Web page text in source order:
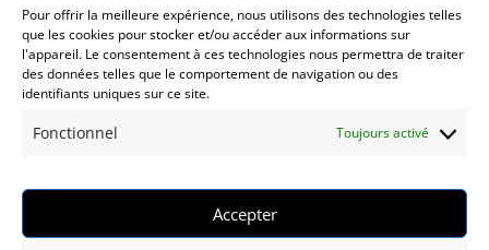
Pour offrir la meilleure expérience, nous utilisons des technologies telles
que les cookies pour stocker et/ou accéder aux informations sur
l'appareil. Le consentement à ces technologies nous permettra de traiter
des données telles que le comportement de navigation ou des
identifiants uniques sur ce site.
Fonctionnel Toujours activé
Accepter
Mentions légales